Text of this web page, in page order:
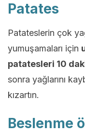
Patates
Patateslerin çok
yumuşamaları için
patatesleri 10
sonra yağlarını
kızartın.
Beslenme